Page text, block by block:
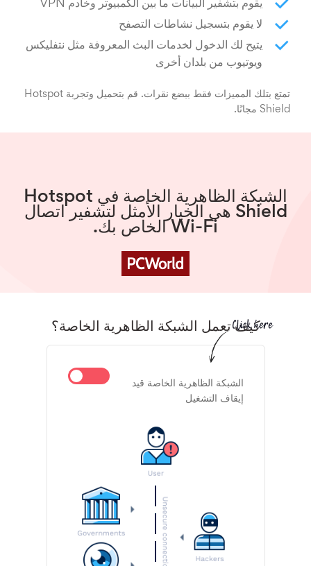
يقوم بتشفير البيانات ما بين الكمبيوتر وخادم VPN
لا يقوم بتسجيل نشاطات التصفح
يتيح لك الدخول لخدمات البث المعروفة مثل نتفليكس
ويوتيوب من بلدان أخرى
تمتع بتلك المميزات فقط ببضع نقرات. قم بتحميل وتجربة Hotspot
Shield مجانًا.
الشبكة الظاهرية الخاصة في Hotspot
Shield هي الخيار الأمثل لتشفير اتصال
Wi-Fi الخاص بك.
كيف تعمل الشبكة الظاهرية الخاصة؟
الشبكة الظاهرية الخاصة قيد
إيقاف التشغيل